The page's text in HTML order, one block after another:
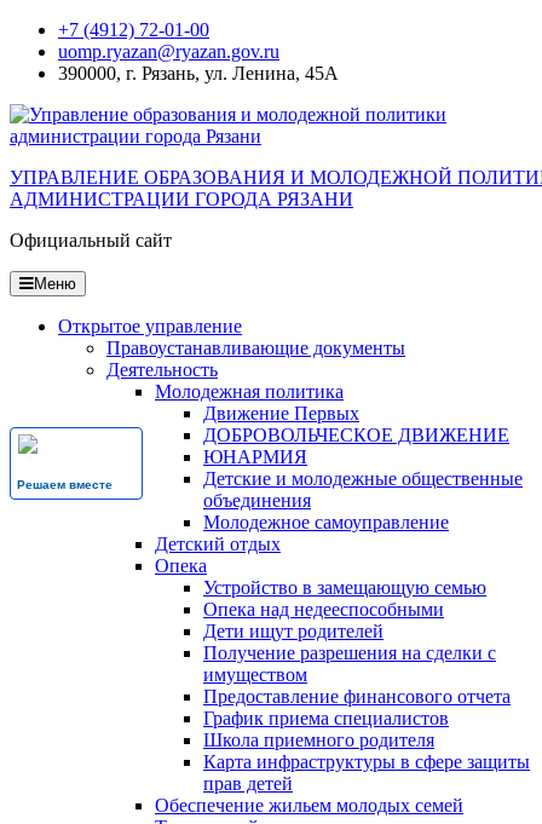
Перейти
содержанию
+7 (4912) 72-01-00
uomp.ryazan@ryazan.gov.ru
390000, г. Рязань, ул. Ленина, 45А
Решаем вместе
УПРАВЛЕНИЕ ОБРАЗОВАНИЯ И МОЛОДЕЖНОЙ
АДМИНИСТРАЦИИ ГОРОДА РЯЗАНИ
Официальный сайт
Меню
Открытое управление
Правоустанавливающие документы
Деятельность
Молодежная политика
Движение Первых
ДОБРОВОЛЬЧЕСКОЕ ДВИЖЕНИЕ
ЮНАРМИЯ
Детские и молодежные общественные
объединения
Молодежное самоуправление
Детский отдых
Опека
Устройство в замещающую семью
Опека над недееспособными
Дети ищут родителей
Получение разрешения на сделки с
имуществом
Предоставление финансового отчета
График приема специалистов
Школа приемного родителя
Карта инфраструктуры в сфере защиты
прав детей
Обеспечение жильем молодых семей